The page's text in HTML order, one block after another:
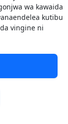
wa kawaida
kutibu
vingine ni